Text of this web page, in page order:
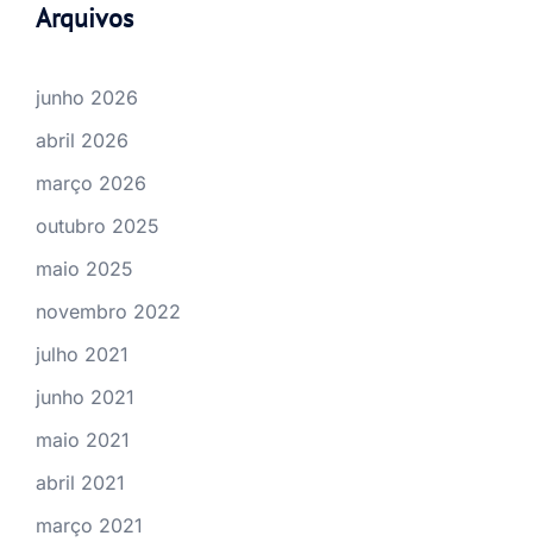
Arquivos
junho 2026
abril 2026
março 2026
outubro 2025
maio 2025
novembro 2022
julho 2021
junho 2021
maio 2021
abril 2021
março 2021